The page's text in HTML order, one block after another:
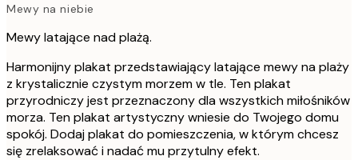
Mewy na niebie
Mewy latające nad plażą.
Harmonijny plakat przedstawiający latające mewy na plaży
z krystalicznie czystym morzem w tle. Ten plakat
przyrodniczy jest przeznaczony dla wszystkich miłośników
morza. Ten plakat artystyczny wniesie do Twojego domu
spokój. Dodaj plakat do pomieszczenia, w którym chcesz
się zrelaksować i nadać mu przytulny efekt.